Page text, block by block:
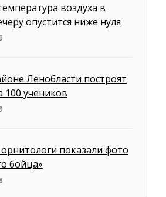
воздуха в
опустится ниже нуля
Ленобласти построят
учеников
показали фото
бойца»